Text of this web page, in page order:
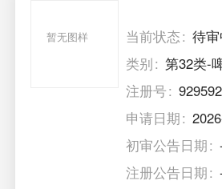
暂无图样 当前状态
待审
类别
第32类-
注册号
申请日期
初审公告日期
注册公告日期